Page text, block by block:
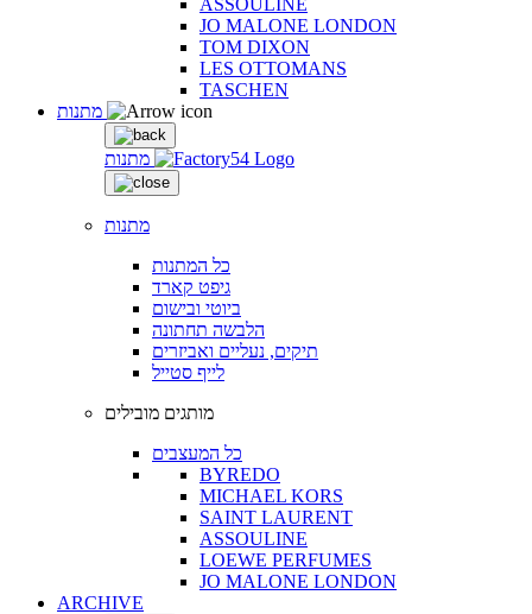
JO MALONE LONDON
TOM DIXON
LES OTTOMANS
TASCHEN
מתנות
מתנות
כל המתנות
גיפט קארד
ביוטי ובישום
הלבשה תחתונה
תיקים, נעליים ואביזרים
לייף סטייל
מותגים מובילים
כל המעצבים
BYREDO
MICHAEL KORS
SAINT LAURENT
ASSOULINE
LOEWE PERFUMES
JO MALONE LONDON
ARCHIVE